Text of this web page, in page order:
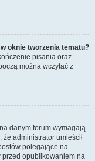
oknie tworzenia tematu?
pisania oraz
można wczytać z
danym forum wymagają
administrator umieścił
polegające na
przed opublikowaniem na